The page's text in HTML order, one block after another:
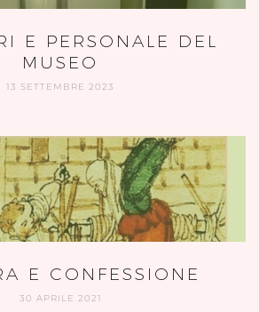
E PERSONALE DEL
MUSEO
13 SETTEMBRE 2023
E CONFESSIONE
30 APRILE 2021